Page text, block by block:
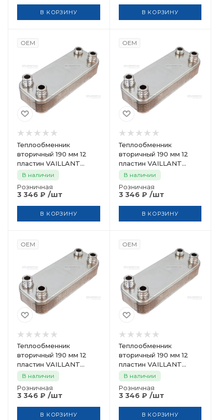
В КОРЗИНУ В КОРЗИНУ
OEM
Теплообменник
вторичный 190 мм 12
пластин VAILLANT
ZILMET 065110
В наличии
Розничная
3 346 ₽ /шт
В КОРЗИНУ
OEM
Теплообменник
вторичный 190 мм 12
пластин VAILLANT
ZILMET 065135
В наличии
Розничная
3 346 ₽ /шт
В КОРЗИНУ
OEM
Теплообменник
вторичный 190 мм 12
пластин VAILLANT
ZILMET 065131
В наличии
Розничная
3 346 ₽ /шт
В КОРЗИНУ
OEM
Теплообменник
вторичный 190 мм 12
пластин VAILLANT
ZILMET 065111
В наличии
Розничная
3 346 ₽ /шт
В КОРЗИНУ